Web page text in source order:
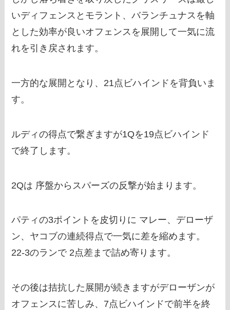
いディフェンスとモラント、バランチュナスを軸
とした効率が良いオフェンスを展開して一気に流
れを引き戻されます。
一方的な展開となり、21点ビハインドを背負いま
す。
ルディの得点で繋ぎますが1Qを19点ビハインド
で終了します。
2Qは 序盤からスパーズの反撃が始まります。
パティの3ポイントを皮切りに マレー、デローザ
ン、ヤコブの連続得点で一気に差を縮めます。
22-3のランで 2点差まで詰め寄ります。
その後は拮抗した展開が続きますがデローザンが
オフェンスに苦しみ、7点ビハインドで前半を終